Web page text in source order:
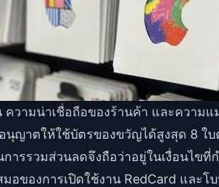
ความน่าเชื่อถือของร้านค้า และความ
ญาตให้ใช้บัตรของขวัญได้สูงสุด 8 ใบ
ารรวมส่วนลดจึงถือว่าอยู่ในเงื่อนไข
มอของการเปิดใช้งาน RedCard และโ